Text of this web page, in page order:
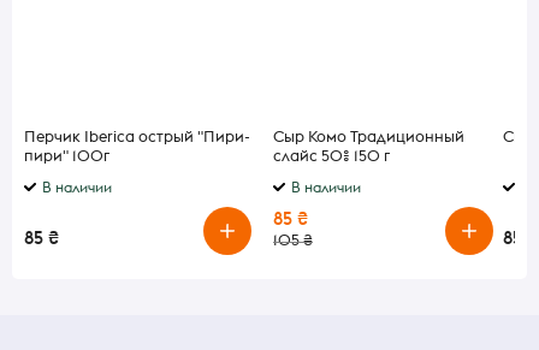
Перчик Iberica острый "Пири-
пири" 100г
В наличии
85 ₴
Сыр Комо Традиционный
слайс 50% 150 г
В наличии
85 ₴
105 ₴
Сыр
85 ₴